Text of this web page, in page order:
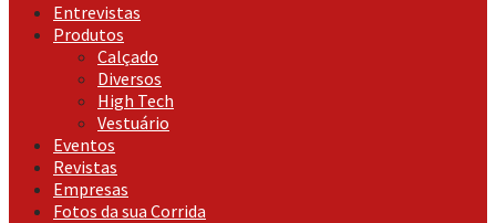
Entrevistas
Produtos
Calçado
Diversos
High Tech
Vestuário
Eventos
Revistas
Empresas
Fotos da sua Corrida